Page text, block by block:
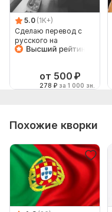
5.0 (1K+)
Сделаю перевод с
русского на
английский и
от 500 ₽
278 ₽ за 1 000 зн.
Похожие кворки